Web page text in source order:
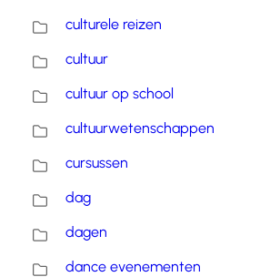
culturele reizen
cultuur
cultuur op school
cultuurwetenschappen
cursussen
dag
dagen
dance evenementen